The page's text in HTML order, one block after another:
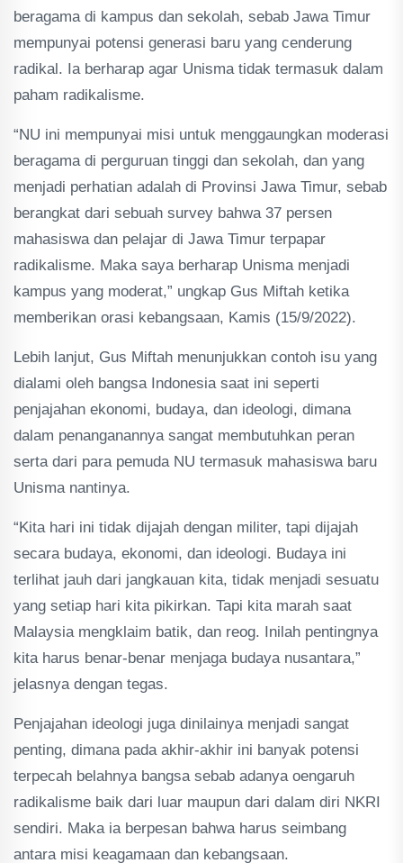
beragama di kampus dan sekolah, sebab Jawa Timur
mempunyai potensi generasi baru yang cenderung
radikal. Ia berharap agar Unisma tidak termasuk dalam
paham radikalisme.
“NU ini mempunyai misi untuk menggaungkan moderasi
beragama di perguruan tinggi dan sekolah, dan yang
menjadi perhatian adalah di Provinsi Jawa Timur, sebab
berangkat dari sebuah survey bahwa 37 persen
mahasiswa dan pelajar di Jawa Timur terpapar
radikalisme. Maka saya berharap Unisma menjadi
kampus yang moderat,” ungkap Gus Miftah ketika
memberikan orasi kebangsaan, Kamis (15/9/2022).
Lebih lanjut, Gus Miftah menunjukkan contoh isu yang
dialami oleh bangsa Indonesia saat ini seperti
penjajahan ekonomi, budaya, dan ideologi, dimana
dalam penanganannya sangat membutuhkan peran
serta dari para pemuda NU termasuk mahasiswa baru
Unisma nantinya.
“Kita hari ini tidak dijajah dengan militer, tapi dijajah
secara budaya, ekonomi, dan ideologi. Budaya ini
terlihat jauh dari jangkauan kita, tidak menjadi sesuatu
yang setiap hari kita pikirkan. Tapi kita marah saat
Malaysia mengklaim batik, dan reog. Inilah pentingnya
kita harus benar-benar menjaga budaya nusantara,”
jelasnya dengan tegas.
Penjajahan ideologi juga dinilainya menjadi sangat
penting, dimana pada akhir-akhir ini banyak potensi
terpecah belahnya bangsa sebab adanya oengaruh
radikalisme baik dari luar maupun dari dalam diri NKRI
sendiri. Maka ia berpesan bahwa harus seimbang
antara misi keagamaan dan kebangsaan.